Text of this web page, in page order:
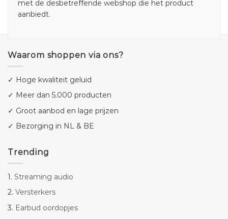
met de desbetreffende webshop die het product
aanbiedt.
Waarom shoppen via ons?
✓ Hoge kwaliteit geluid
✓ Meer dan 5.000 producten
✓ Groot aanbod en lage prijzen
✓ Bezorging in NL & BE
Trending
1. Streaming audio
2. Versterkers
3. Earbud oordopjes